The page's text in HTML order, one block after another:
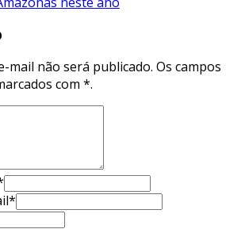
mail não será publicado. Os campos
com *.